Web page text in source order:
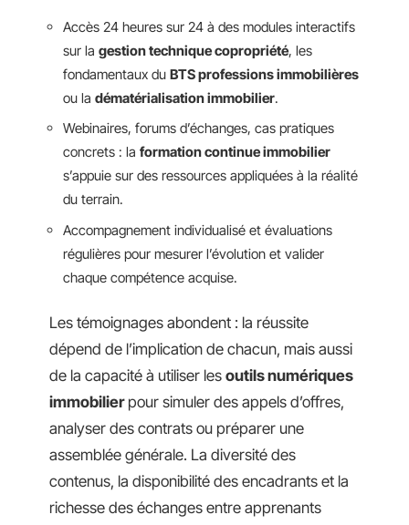
Accès 24 heures sur 24 à des modules interactifs
sur la gestion technique copropriété, les
fondamentaux du BTS professions immobilières
ou la dématérialisation immobilier.
Webinaires, forums d’échanges, cas pratiques
concrets : la formation continue immobilier
s’appuie sur des ressources appliquées à la réalité
du terrain.
Accompagnement individualisé et évaluations
régulières pour mesurer l’évolution et valider
chaque compétence acquise.
Les témoignages abondent : la réussite
dépend de l’implication de chacun, mais aussi
de la capacité à utiliser les outils numériques
immobilierpour simuler des appels d’offres,
analyser des contrats ou préparer une
assemblée générale. La diversité des
contenus, la disponibilité des encadrants et la
richesse des échanges entre apprenants